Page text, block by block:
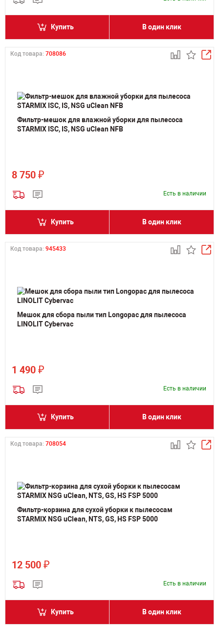
Купить В один клик
Код товара: 708086
Фильтр-мешок для влажной уборки для пылесоса
STARMIX ISC, IS, NSG uClean NFB
8 750 ₽
Есть в наличии
Купить В один клик
Код товара: 945433
Мешок для сбора пыли тип Longopac для пылесоса
LINOLIT Cybervac
1 490 ₽
Есть в наличии
Купить В один клик
Код товара: 708054
Фильтр-корзина для сухой уборки к пылесосам
STARMIX NSG uClean, NTS, GS, HS FSP 5000
12 500 ₽
Есть в наличии
Купить В один клик